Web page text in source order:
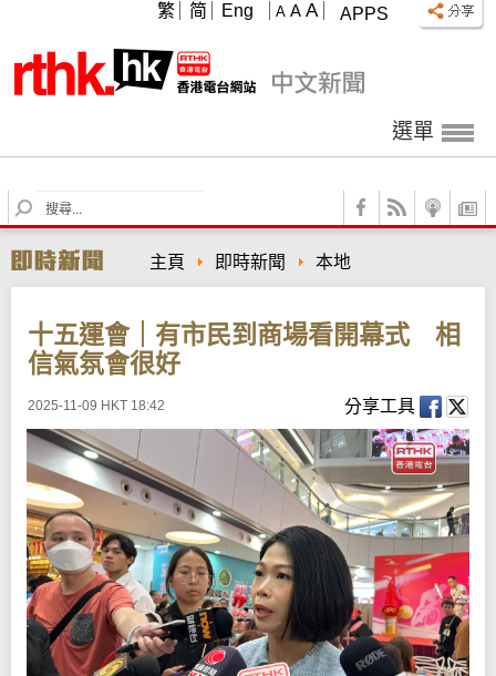
APPS
A A A
繁 简 Eng
選單
S
e
r
c
主頁 即時新聞 本地
十五運會｜有市民到商場看開幕式 相
信氣氛會很好
2025-11-09 HKT 18:42 分享工具